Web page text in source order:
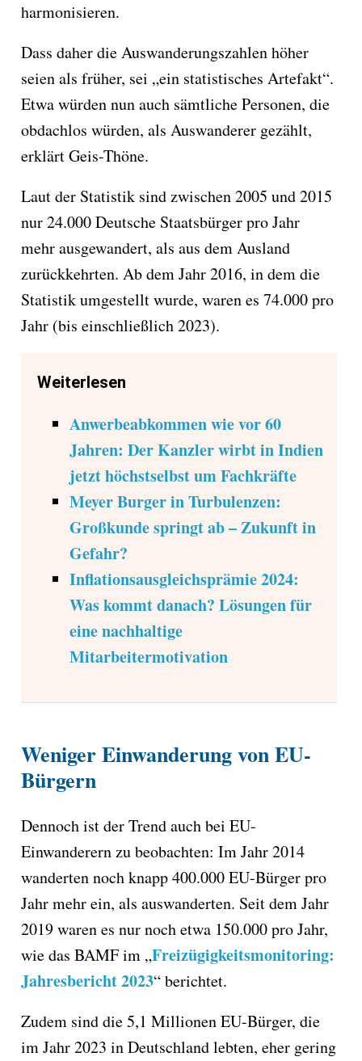
harmonisieren.
Dass daher die Auswanderungszahlen höher
seien als früher, sei „ein statistisches Artefakt“.
Etwa würden nun auch sämtliche Personen, die
obdachlos würden, als Auswanderer gezählt,
erklärt Geis-Thöne.
Laut der Statistik sind zwischen 2005 und 2015
nur 24.000 Deutsche Staatsbürger pro Jahr
mehr ausgewandert, als aus dem Ausland
zurückkehrten. Ab dem Jahr 2016, in dem die
Statistik umgestellt wurde, waren es 74.000 pro
Jahr (bis einschließlich 2023).
Weiterlesen
Anwerbeabkommen wie vor 60
Jahren: Der Kanzler wirbt in Indien
jetzt höchstselbst um Fachkräfte
Meyer Burger in Turbulenzen:
Großkunde springt ab – Zukunft in
Gefahr?
Inflationsausgleichsprämie 2024:
Was kommt danach? Lösungen für
eine nachhaltige
Mitarbeitermotivation
Weniger Einwanderung von EU-
Bürgern
Dennoch ist der Trend auch bei EU-
Einwanderern zu beobachten: Im Jahr 2014
wanderten noch knapp 400.000 EU-Bürger pro
Jahr mehr ein, als auswanderten. Seit dem Jahr
2019 waren es nur noch etwa 150.000 pro Jahr,
wie das BAMF im „Freizügigkeitsmonitoring:
Jahresbericht 2023“ berichtet.
Zudem sind die 5,1 Millionen EU-Bürger, die
im Jahr 2023 in Deutschland lebten, eher gering